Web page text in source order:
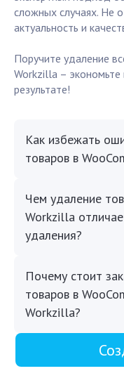
сложных случаях. Не
актуальность и
Поручите удаление
Workzilla – экономьте
результате!
Как избежать
товаров в
Чем удаление
Workzilla
удаления?
Почему стоит
товаров в
Workzilla?